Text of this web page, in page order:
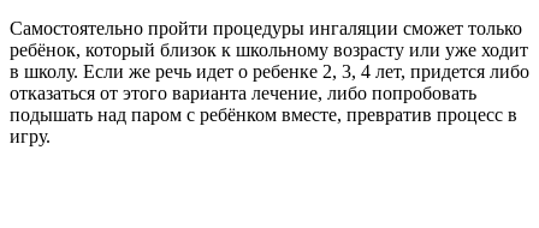
Самостоятельно пройти процедуры ингаляции сможет только
ребёнок, который близок к школьному возрасту или уже ходит
в школу. Если же речь идет о ребенке 2, 3, 4 лет, придется либо
отказаться от этого варианта лечение, либо попробовать
подышать над паром с ребёнком вместе, превратив процесс в
игру.